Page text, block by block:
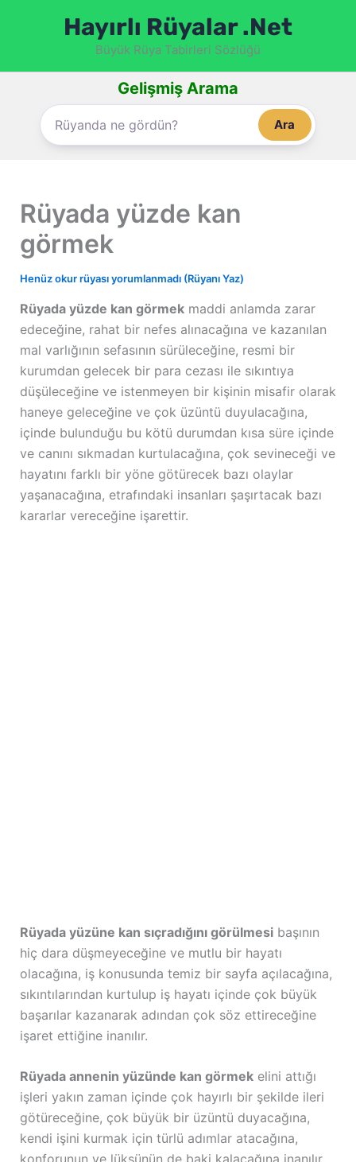
Hayırlı Rüyalar .Net
Büyük Rüya Tabirleri Sözlüğü
Gelişmiş Arama
Ara
Rüyada yüzde kan
görmek
Henüz okur rüyası yorumlanmadı (Rüyanı Yaz)
Rüyada yüzde kan görmekmaddi anlamda zarar
edeceğine, rahat bir nefes alınacağına ve kazanılan
mal varlığının sefasının sürüleceğine, resmi bir
kurumdan gelecek bir para cezası ile sıkıntıya
düşüleceğine ve istenmeyen bir kişinin misafir olarak
haneye geleceğine ve çok üzüntü duyulacağına,
içinde bulunduğu bu kötü durumdan kısa süre içinde
ve canını sıkmadan kurtulacağına, çok sevineceği ve
hayatını farklı bir yöne götürecek bazı olaylar
yaşanacağına, etrafındaki insanları şaşırtacak bazı
kararlar vereceğine işarettir.
Rüyada yüzüne kan sıçradığını görülmesibaşının
hiç dara düşmeyeceğine ve mutlu bir hayatı
olacağına, iş konusunda temiz bir sayfa açılacağına,
sıkıntılarından kurtulup iş hayatı içinde çok büyük
başarılar kazanarak adından çok söz ettireceğine
işaret ettiğine inanılır.
Rüyada annenin yüzünde kan görmekelini attığı
işleri yakın zaman içinde çok hayırlı bir şekilde ileri
götüreceğine, çok büyük bir üzüntü duyacağına,
kendi işini kurmak için türlü adımlar atacağına,